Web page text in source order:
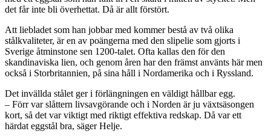
det får inte bli överhettat. Då är allt förstört.
Att liebladet som han jobbar med kommer bestå av två olika
stålkvaliteter, är en av poängerna med den slipelie som gjorts i
Sverige åtminstone sen 1200-talet. Ofta kallas den för den
skandinaviska lien, och genom åren har den främst använts här men
också i Storbritannien, på sina håll i Nordamerika och i Ryssland.
Det invällda stålet ger i förlängningen en väldigt hållbar egg.
– Förr var slåttern livsavgörande och i Norden är ju växtsäsongen
kort, så det var viktigt med riktigt effektiva redskap. Då var ett
härdat eggstål bra, säger Helje.